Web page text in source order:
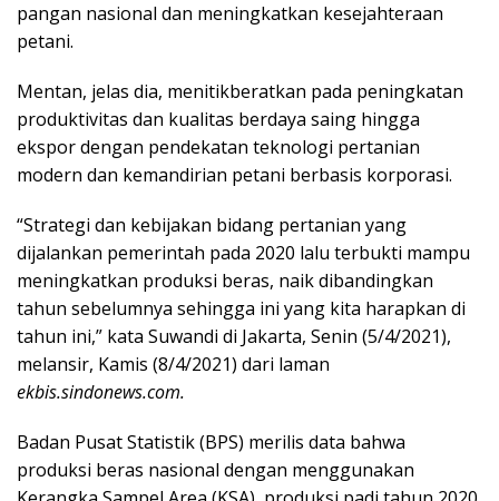
pangan nasional dan meningkatkan kesejahteraan
petani.
Mentan, jelas dia, menitikberatkan pada peningkatan
produktivitas dan kualitas berdaya saing hingga
ekspor dengan pendekatan teknologi pertanian
modern dan kemandirian petani berbasis korporasi.
“Strategi dan kebijakan bidang pertanian yang
dijalankan pemerintah pada 2020 lalu terbukti mampu
meningkatkan produksi beras, naik dibandingkan
tahun sebelumnya sehingga ini yang kita harapkan di
tahun ini,” kata Suwandi di Jakarta, Senin (5/4/2021),
melansir, Kamis (8/4/2021) dari laman
ekbis.sindonews.com.
Badan Pusat Statistik (BPS) merilis data bahwa
produksi beras nasional dengan menggunakan